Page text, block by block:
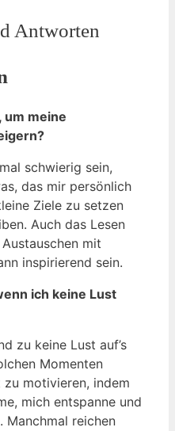
Antworten
um meine
schwierig sein,
das mir persönlich
Ziele zu setzen
Auch das Lesen
mit
inspirierend sein.
ich keine Lust
zu keine Lust auf’s
Momenten
motivieren, indem
mich entspanne und
Manchmal reichen